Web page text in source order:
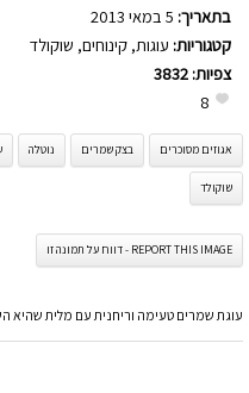
בתאריך:
קטגוריות: עוגות, קינוחים, שוקולד
צפיות: 3832
8
אגוזים מסוכרים בצק שמרים נוטלה
שוקולד
REPORT THIS IMAGE - דווח על תמונה זו
עוגת שמרים טעימה וריחנית עם מלית שהיא